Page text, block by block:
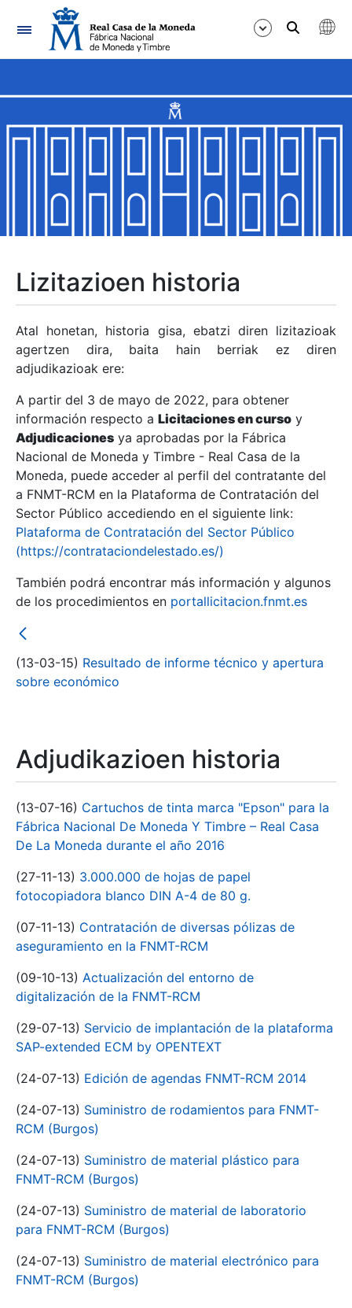
Nabigazioa
Erakutsi/Ezkutatu
Erakutsi/Ezkutatu
Erakutsi/Ezkutatu
Erakutsi/Ezkutatu
Erakutsi/Ezkutatu
Erakutsi/Ezkutatu
Erakutsi/Ezkutatu
Erakutsi/Ezkutatu
Lizitazioen historia
Atal honetan, historia gisa, ebatzi diren lizitazioak
agertzen dira, baita hain berriak ez diren
adjudikazioak ere:
A partir del 3 de mayo de 2022, para obtener
información respecto a Licitaciones en curso y
Adjudicaciones ya aprobadas por la Fábrica
Nacional de Moneda y Timbre - Real Casa de la
Moneda, puede acceder al perfil del contratante del
a FNMT-RCM en la Plataforma de Contratación del
Sector Público accediendo en el siguiente link:
Plataforma de Contratación del Sector Público
(https://contrataciondelestado.es/)
También podrá encontrar más información y algunos
de los procedimientos en portallicitacion.fnmt.es
(13-03-15) Resultado de informe técnico y apertura
sobre económico
Adjudikazioen historia
(13-07-16) Cartuchos de tinta marca "Epson" para la
Fábrica Nacional De Moneda Y Timbre – Real Casa
De La Moneda durante el año 2016
(27-11-13) 3.000.000 de hojas de papel
fotocopiadora blanco DIN A-4 de 80 g.
(07-11-13) Contratación de diversas pólizas de
aseguramiento en la FNMT-RCM
(09-10-13) Actualización del entorno de
digitalización de la FNMT-RCM
(29-07-13) Servicio de implantación de la plataforma
SAP-extended ECM by OPENTEXT
(24-07-13) Edición de agendas FNMT-RCM 2014
(24-07-13) Suministro de rodamientos para FNMT-
RCM (Burgos)
(24-07-13) Suministro de material plástico para
FNMT-RCM (Burgos)
(24-07-13) Suministro de material de laboratorio
para FNMT-RCM (Burgos)
(24-07-13) Suministro de material electrónico para
FNMT-RCM (Burgos)